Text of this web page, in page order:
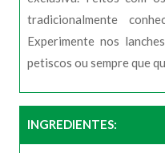
tradicionalmente
Experimente nos
petiscos ou sempre que
INGREDIENTES: